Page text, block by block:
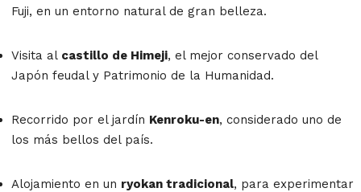
Fuji, en un entorno natural de gran belleza.
Visita al castillo de Himeji, el mejor conservado del
Japón feudal y Patrimonio de la Humanidad.
Recorrido por el jardín Kenroku-en, considerado uno de
los más bellos del país.
Alojamiento en un ryokan tradicional, para experimentar